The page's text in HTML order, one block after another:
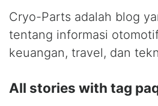
Cryo-Parts adalah blog
tentang informasi
keuangan, travel, dan
All stories with tag